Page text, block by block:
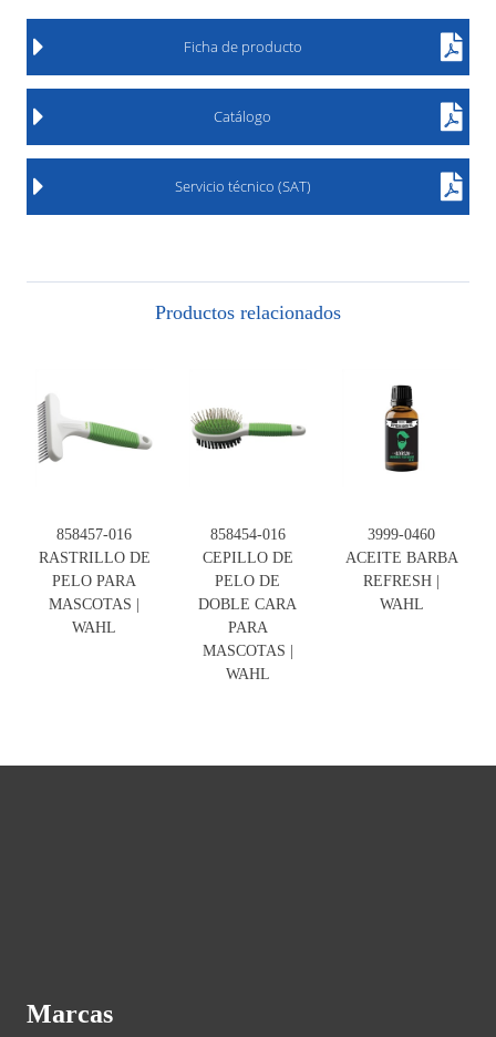
Ficha de producto
Catálogo
Servicio técnico (SAT)
Productos relacionados
858457-016
RASTRILLO DE
PELO PARA
MASCOTAS |
WAHL
858454-016
CEPILLO DE
PELO DE
DOBLE CARA
PARA
MASCOTAS |
WAHL
3999-0460
ACEITE BARBA
REFRESH |
WAHL
Marcas